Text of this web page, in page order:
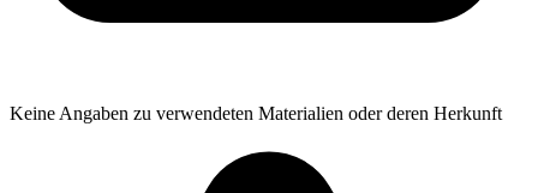
Keine Angaben zu verwendeten Materialien oder deren Herkunft